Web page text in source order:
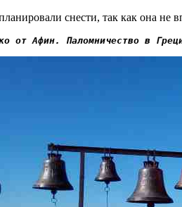
снести, так как она
от Афин. Паломничество в